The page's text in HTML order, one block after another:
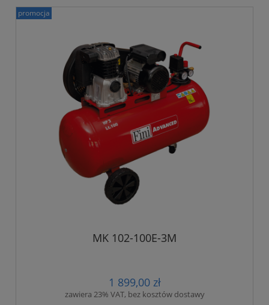
MK 102-100E-3M
1 899,00 zł
zawiera 23% VAT, bez kosztów dostawy
promocja